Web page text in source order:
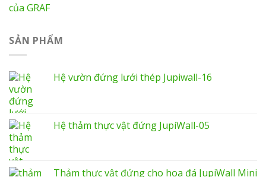
của GRAF
SẢN PHẨM
Hệ vườn đứng lưới thép Jupiwall-16
Hệ thảm thực vật đứng JupiWall-05
Thảm thực vật đứng cho hoa đá JupiWall Mini